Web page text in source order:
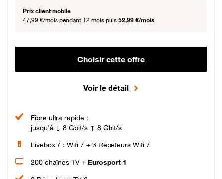
Prix client mobile
47,99 €/mois pendant 12 mois puis 52,99 €/mois
Choisir cette offre
Voir le détail
Fibre ultra rapide :
jusqu'à ↓ 8 Gbit/s ↑ 8 Gbit/s
Livebox 7 : Wifi 7 + 3 Répéteurs Wifi 7
200 chaînes TV + Eurosport 1